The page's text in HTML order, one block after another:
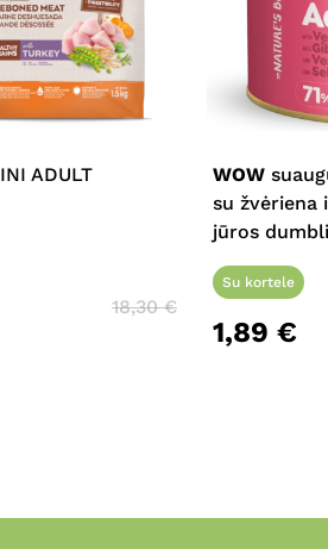
ADULT
18,30€
WOW
su žvėriena
jūros
Su kortele
1,89 €